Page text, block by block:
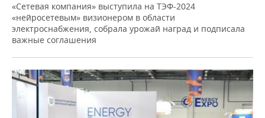
«Сетевая компания» выступила на ТЭФ-2024
«нейросетевым» визионером в области
электроснабжения, собрала урожай наград и подписала
важные соглашения